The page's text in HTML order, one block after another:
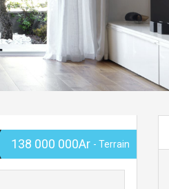
138 000 000Ar - Terrain